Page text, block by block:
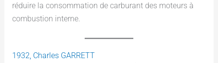
réduire la consommation de carburant des moteurs à
combustion interne.
1932, Charles GARRETT